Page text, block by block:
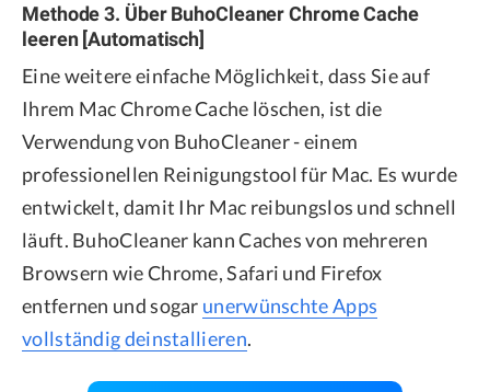
Methode 3. Über BuhoCleaner Chrome Cache
leeren [Automatisch]
Eine weitere einfache Möglichkeit, dass Sie auf
Ihrem Mac Chrome Cache löschen, ist die
Verwendung von BuhoCleaner - einem
professionellen Reinigungstool für Mac. Es wurde
entwickelt, damit Ihr Mac reibungslos und schnell
läuft. BuhoCleaner kann Caches von mehreren
Browsern wie Chrome, Safari und Firefox
entfernen und sogar unerwünschte Apps
vollständig deinstallieren.